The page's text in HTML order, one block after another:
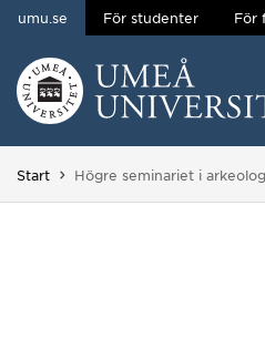
Hoppa direkt till innehållet
umu.se För studenter För
Huvudmenyn dold.
Start Du är här:
Högre seminariet i